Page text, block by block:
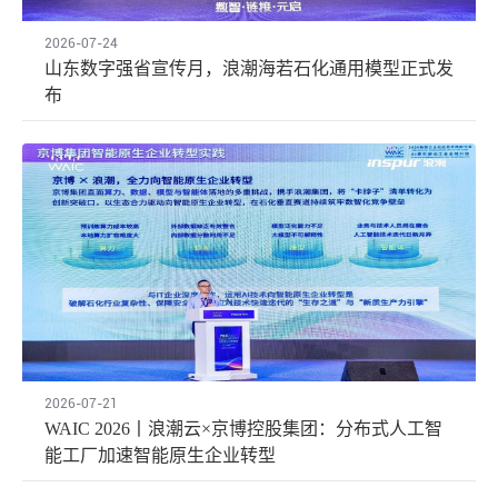
2026-07-24
山东数字强省宣传月，浪潮海若石化通用模型正式发
布
2026-07-21
WAIC 2026丨浪潮云×京博控股集团：分布式人工智
能工厂加速智能原生企业转型